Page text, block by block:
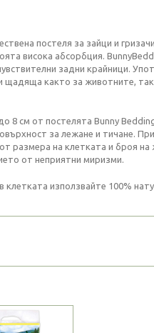
постеля за зайци и
висока абсорбция.
задни крайници.
щадяща както за животните,
8 см от постелята Bunny
за лежане и тичане. При
размера на клетката и броя на
от неприятни миризми.
използвайте 100%